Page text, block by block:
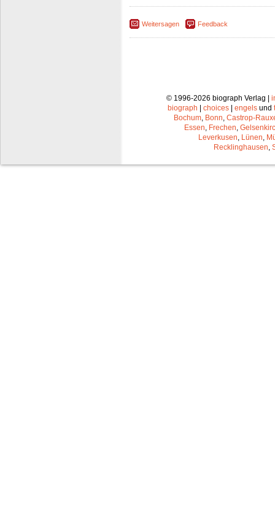
Weitersagen Feedback
© 1996-2026 biograph Verlag |
biograph | choices | engels und
Bochum Bonn Castrop-
Essen Frechen
Leverkusen Lünen
Recklinghausen